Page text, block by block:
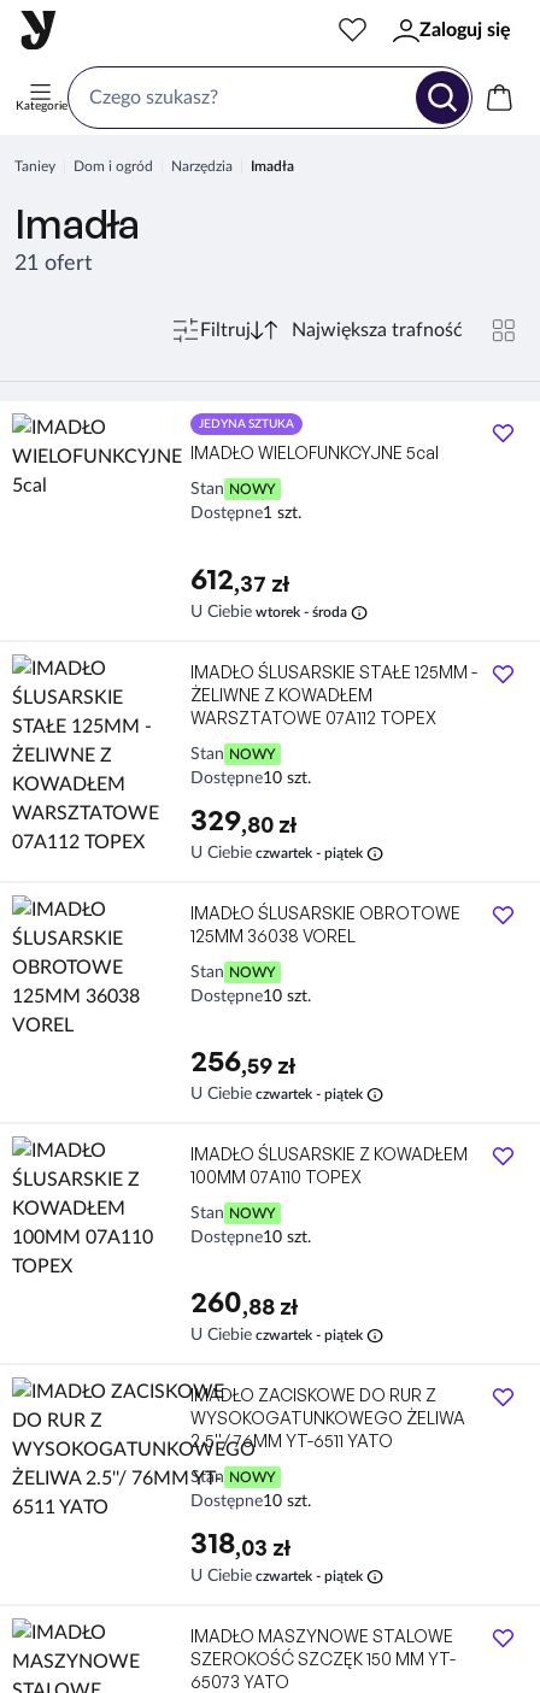
Kategorie
Zaloguj się
Taniey Dom i ogród Narzędzia Imadła
Imadła
21 ofert
Filtruj
JEDYNA SZTUKA
IMADŁO WIELOFUNKCYJNE 5cal
Stan NOWY
Dostępne1 szt.
612,37 zł
U Ciebie wtorek - środa info
IMADŁO ŚLUSARSKIE STAŁE 125MM -
ŻELIWNE Z KOWADŁEM
WARSZTATOWE 07A112 TOPEX
Stan NOWY
Dostępne10 szt.
329,80 zł
U Ciebie czwartek - piątek info
IMADŁO ŚLUSARSKIE OBROTOWE
125MM 36038 VOREL
Stan NOWY
Dostępne10 szt.
256,59 zł
U Ciebie czwartek - piątek info
IMADŁO ŚLUSARSKIE Z KOWADŁEM
100MM 07A110 TOPEX
Stan NOWY
Dostępne10 szt.
260,88 zł
U Ciebie czwartek - piątek info
IMADŁO ZACISKOWE DO RUR Z
WYSOKOGATUNKOWEGO ŻELIWA
2.5''/ 76MM YT-6511 YATO
Stan NOWY
Dostępne10 szt.
318,03 zł
U Ciebie czwartek - piątek info
IMADŁO MASZYNOWE STALOWE
SZEROKOŚĆ SZCZĘK 150 MM YT-
65073 YATO